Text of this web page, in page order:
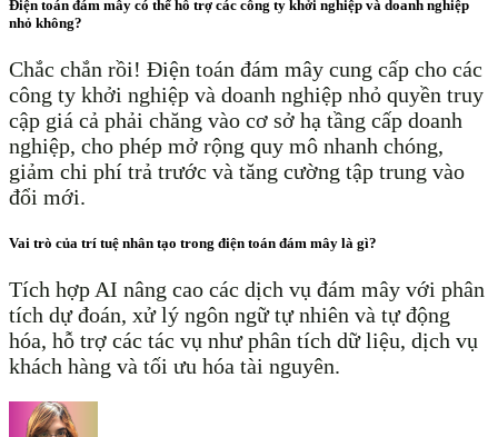
Điện toán đám mây có thể hỗ trợ các công ty khởi nghiệp và doanh nghiệp
nhỏ không?
Chắc chắn rồi! Điện toán đám mây cung cấp cho các
công ty khởi nghiệp và doanh nghiệp nhỏ quyền truy
cập giá cả phải chăng vào cơ sở hạ tầng cấp doanh
nghiệp, cho phép mở rộng quy mô nhanh chóng,
giảm chi phí trả trước và tăng cường tập trung vào
đổi mới.
Vai trò của trí tuệ nhân tạo trong điện toán đám mây là gì?
Tích hợp AI nâng cao các dịch vụ đám mây với phân
tích dự đoán, xử lý ngôn ngữ tự nhiên và tự động
hóa, hỗ trợ các tác vụ như phân tích dữ liệu, dịch vụ
khách hàng và tối ưu hóa tài nguyên.